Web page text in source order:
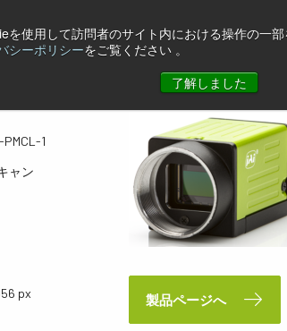
使用して訪問者のサイト内における操作の一
シーポリシーをご覧ください 。
了解しました
1
PMCL-1
ャン
px
製品ページへ